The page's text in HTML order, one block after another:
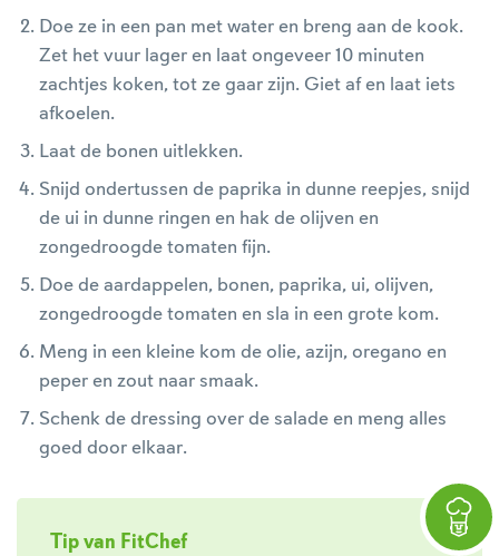
Doe ze in een pan met water en breng aan de kook.
Zet het vuur lager en laat ongeveer 10 minuten
zachtjes koken, tot ze gaar zijn. Giet af en laat iets
afkoelen.
Laat de bonen uitlekken.
Snijd ondertussen de paprika in dunne reepjes, snijd
de ui in dunne ringen en hak de olijven en
zongedroogde tomaten fijn.
Doe de aardappelen, bonen, paprika, ui, olijven,
zongedroogde tomaten en sla in een grote kom.
Meng in een kleine kom de olie, azijn, oregano en
peper en zout naar smaak.
Schenk de dressing over de salade en meng alles
goed door elkaar.
Tip van FitChef